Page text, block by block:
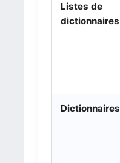
Listes de
dictionnaires
Dictionnaires